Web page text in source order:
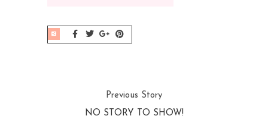
Previous Story
NO STORY TO SHOW!